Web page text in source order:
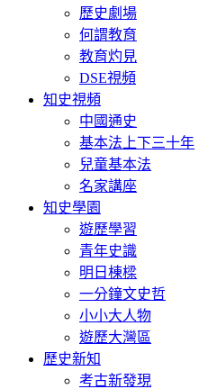
歷史劇場
何謂教育
教育灼見
DSE視頻
知史視頻
中國通史
基本法上下三十年
兒童基本法
名家講座
知史學園
遊歷學習
青年史識
明日棟樑
一分鐘文史哲
小小大人物
遊歷大灣區
歷史新知
考古新發現